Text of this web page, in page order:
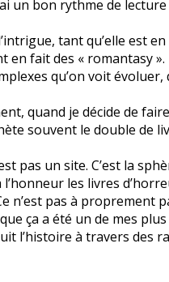
un bon rythme de
tant qu’elle est
en fait des « romantasy
qu’on voit évoluer,
quand je décide de
souvent le double de
pas un site. C’est la
les livres
n’est pas à proprement
ça a été un de mes
l’histoire à travers des